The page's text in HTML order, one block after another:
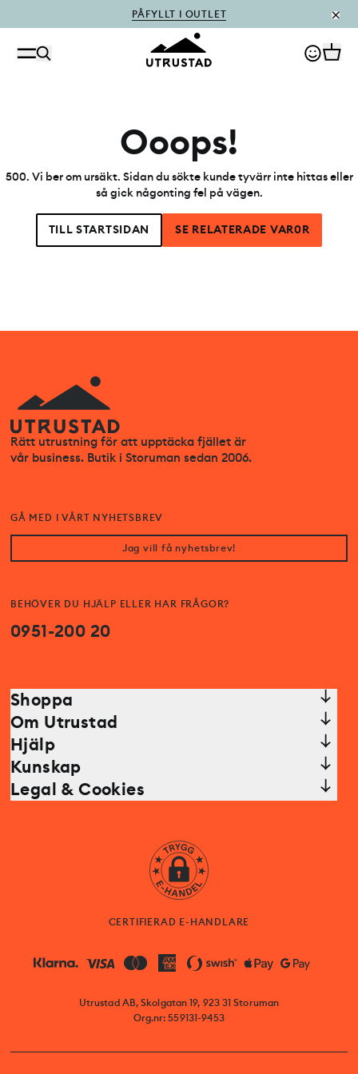
PÅFYLLT I OUTLET
Ooops!
500. Vi ber om ursäkt. Sidan du sökte kunde tyvärr inte hittas eller
så gick någonting fel på vägen.
TILL STARTSIDAN SE RELATERADE VAR0R
Rätt utrustning för att upptäcka fjället är
vår business. Butik i Storuman sedan 2006.
BEHÖVER DU HJÄLP ELLER HAR FRÅGOR?
0951-200 20
GÅ MED I VÅRT NYHETSBREV
Jag vill få nyhetsbrev!
Shoppa
Om Utrustad
Hjälp
Kunskap
Legal & Cookies
CERTIFIERAD E-HANDLARE
Utrustad AB, Skolgatan 19, 923 31 Storuman
Org.nr: 559131-9453